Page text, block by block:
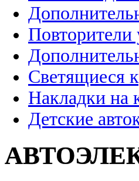
Повторители
Светящиеся
Накладки на
Детские